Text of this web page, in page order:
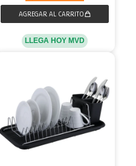
LLEGA HOY MVD